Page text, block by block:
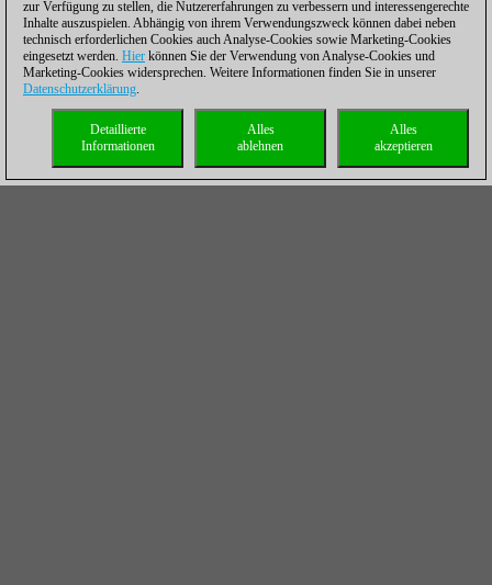
zur Verfügung zu stellen, die Nutzererfahrungen zu verbessern und interessengerechte
Inhalte auszuspielen. Abhängig von ihrem Verwendungszweck können dabei neben
technisch erforderlichen Cookies auch Analyse-Cookies sowie Marketing-Cookies
eingesetzt werden. Hier können Sie der Verwendung von Analyse-Cookies und
Marketing-Cookies widersprechen. Weitere Informationen finden Sie in unserer
Datenschutzerklärung.
Alles
akzeptieren
Alles
ablehnen
Detaillierte
Informationen